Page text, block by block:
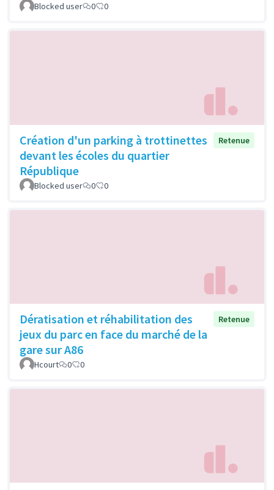
Blocked user 0 0
Création d'un parking à trottinettes
devant les écoles du quartier
République
Retenue
Blocked user 0 0
Dératisation et réhabilitation des
jeux du parc en face du marché de la
gare sur A86
Retenue
Hcourt 0 0